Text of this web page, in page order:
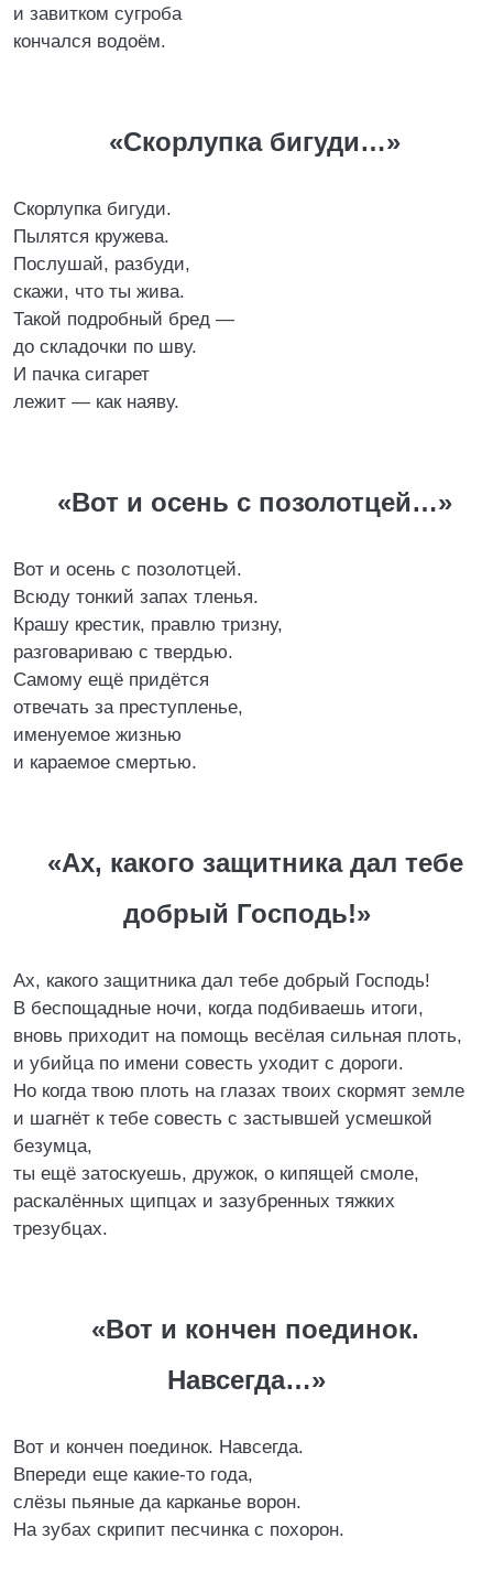
и завитком сугроба
кончался водоём.
«Скорлупка бигуди…»
Скорлупка бигуди.
Пылятся кружева.
Послушай, разбуди,
скажи, что ты жива.
Такой подробный бред —
до складочки по шву.
И пачка сигарет
лежит — как наяву.
«Вот и осень с позолотцей…»
Вот и осень с позолотцей.
Всюду тонкий запах тленья.
Крашу крестик, правлю тризну,
разговариваю с твердью.
Самому ещё придётся
отвечать за преступленье,
именуемое жизнью
и караемое смертью.
«Ах, какого защитника дал тебе
добрый Господь!»
Ах, какого защитника дал тебе добрый Господь!
В беспощадные ночи, когда подбиваешь итоги,
вновь приходит на помощь весёлая сильная плоть,
и убийца по имени совесть уходит с дороги.
Но когда твою плоть на глазах твоих скормят земле
и шагнёт к тебе совесть с застывшей усмешкой
безумца,
ты ещё затоскуешь, дружок, о кипящей смоле,
раскалённых щипцах и зазубренных тяжких
трезубцах.
«Вот и кончен поединок.
Навсегда…»
Вот и кончен поединок. Навсегда.
Впереди еще какие-то года,
слёзы пьяные да карканье ворон.
На зубах скрипит песчинка с похорон.